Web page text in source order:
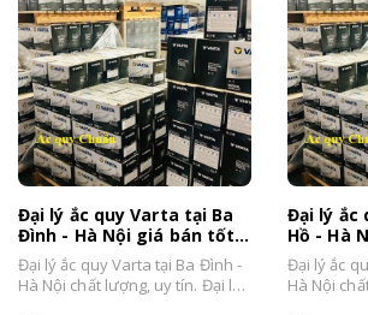
Đại lý ắc quy Varta tại Ba
Đình - Hà Nội giá bán tốt,
thay tận nơi
Đại lý ắc quy Varta tại Ba Đình -
Hà Nội chất lượng, uy tín. Đại lý
Đại lý ắc
Hồ - Hà
giá bán
Đại lý ắc
Hà Nội